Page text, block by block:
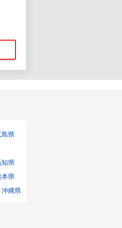
島県
知県
本県
沖縄県